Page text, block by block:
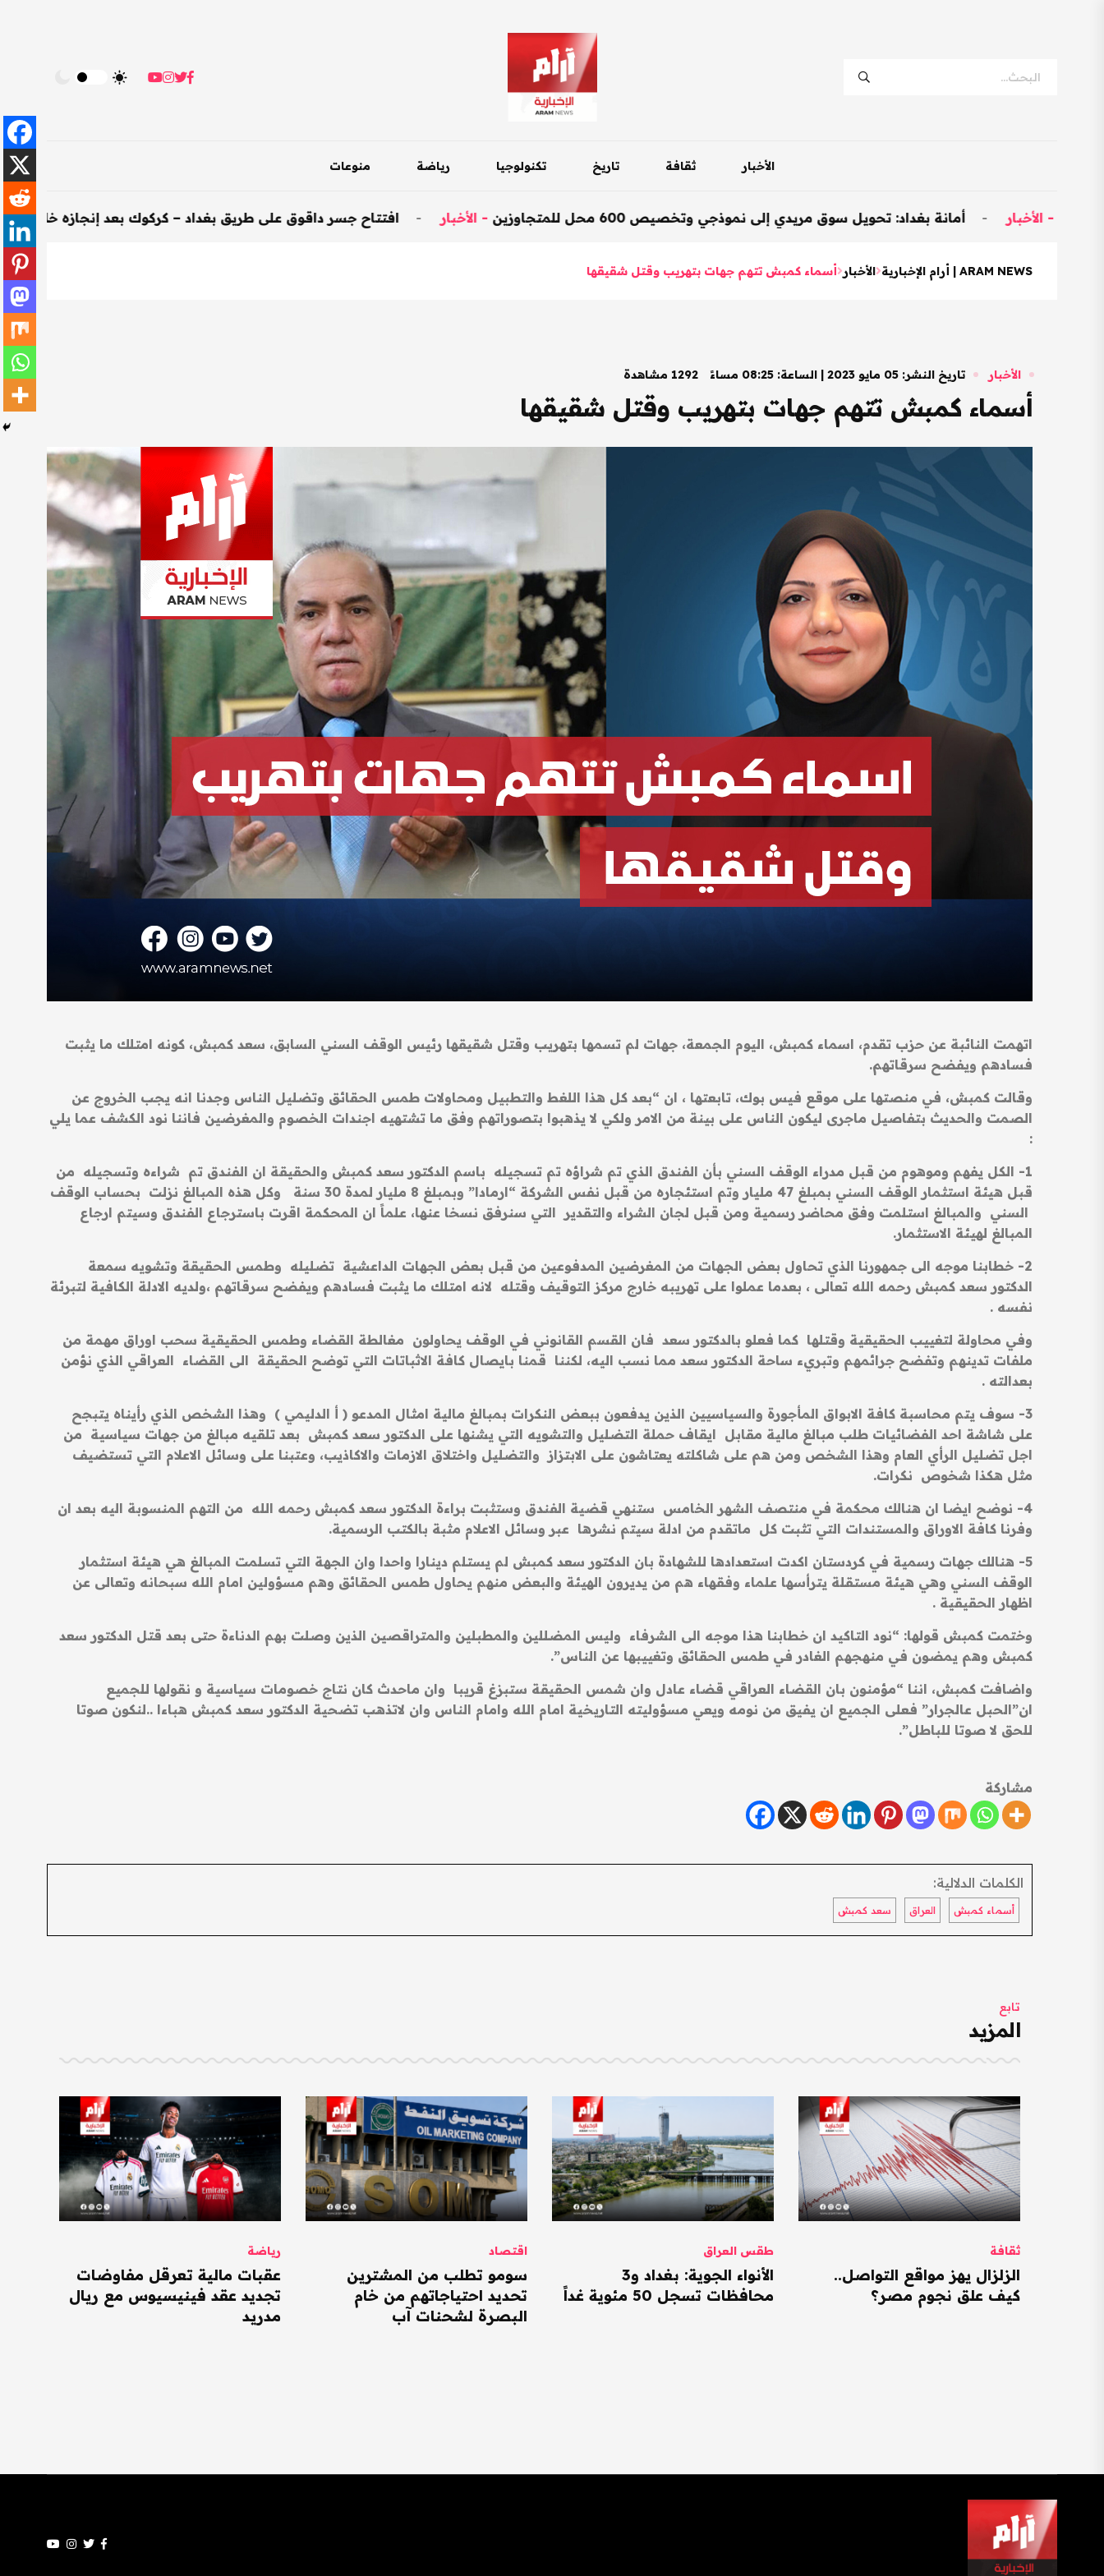
الأخبار ثقافة تاريخ تكنولوجيا رياضة منوعات
افتتاح جسر داقوق على طريق بغداد – كركوك بعد إنجازه خلال 200 يوم - - أمانة بغداد: تحويل سوق مريدي إلى نموذجي وتخصيص 600 محل للمتجاوزين -الأخبار
ARAM NEWS | أرام الإخبارية الأخبار أسماء كمبش تتهم جهات بتهريب وقتل شقيقها
الأخبار تاريخ النشر: 05 مايو 2023 | الساعة: 08:25 مساءً 1292 مشاهدة
أسماء كمبش تتهم جهات بتهريب وقتل شقيقها
اتهمت النائبة عن حزب تقدم، اسماء كمبش، اليوم الجمعة، جهات لم تسمها بتهريب وقتل شقيقها رئيس الوقف السني السابق، سعد كمبش، كونه امتلك ما يثبت
فسادهم ويفضح سرقاتهم.
وقالت كمبش، في منصتها على موقع فيس بوك، تابعتها ، ان “بعد كل هذا اللغط والتطبيل ومحاولات طمس الحقائق وتضليل الناس وجدنا انه يجب الخروج عن
الصمت والحديث بتفاصيل ماجرى ليكون الناس على بينة من الامر ولكي لا يذهبوا بتصوراتهم وفق ما تشتهيه اجندات الخصوم والمغرضين فاننا نود الكشف عما يلي
:
1- الكل يفهم وموهوم من قبل مدراء الوقف السني بأن الفندق الذي تم شراؤه تم تسجيله باسم الدكتور سعد كمبش والحقيقة ان الفندق تم شراءه وتسجيله من
قبل هيئة استثمار الوقف السني بمبلغ 47 مليار وتم استئجاره من قبل نفس الشركة “ارمادا” وبمبلغ 8 مليار لمدة 30 سنة وكل هذه المبالغ نزلت بحساب الوقف
السني والمبالغ استلمت وفق محاضر رسمية ومن قبل لجان الشراء والتقدير التي سنرفق نسخا عنها، علماً ان المحكمة اقرت باسترجاع الفندق وسيتم ارجاع
المبالغ لهيئة الاستثمار.
2- خطابنا موجه الى جمهورنا الذي تحاول بعض الجهات من المغرضين المدفوعين من قبل بعض الجهات الداعشية تضليله وطمس الحقيقة وتشويه سمعة
الدكتور سعد كمبش رحمه الله تعالى ، بعدما عملوا على تهريبه خارج مركز التوقيف وقتله لانه امتلك ما يثبت فسادهم ويفضح سرقاتهم ،ولديه الادلة الكافية لتبرئة
نفسه .
وفي محاولة لتغييب الحقيقية وقتلها كما فعلو بالدكتور سعد فان القسم القانوني في الوقف يحاولون مغالطة القضاء وطمس الحقيقية سحب اوراق مهمة من
ملفات تدينهم وتفضح جرائمهم وتبريء ساحة الدكتور سعد مما نسب اليه، لكننا قمنا بايصال كافة الاثباتات التي توضح الحقيقة الى القضاء العراقي الذي نؤمن
بعدالته .
3- سوف يتم محاسبة كافة الابواق المأجورة والسياسيين الذين يدفعون ببعض النكرات بمبالغ مالية امثال المدعو ( أ الدليمي ) وهذا الشخص الذي رأيناه يتبجح
على شاشة احد الفضائيات طلب مبالغ مالية مقابل ايقاف حملة التضليل والتشويه التي يشنها على الدكتور سعد كمبش بعد تلقيه مبالغ من جهات سياسية من
اجل تضليل الرأي العام وهذا الشخص ومن هم على شاكلته يعتاشون على الابتزاز والتضليل واختلاق الازمات والاكاذيب، وعتبنا على وسائل الاعلام التي تستضيف
مثل هكذا شخوص نكرات.
4- نوضح ايضا ان هنالك محكمة في منتصف الشهر الخامس ستنهي قضية الفندق وستثبت براءة الدكتور سعد كمبش رحمه الله من التهم المنسوبة اليه بعد ان
وفرنا كافة الاوراق والمستندات التي تثبت كل ماتقدم من ادلة سيتم نشرها عبر وسائل الاعلام مثبة بالكتب الرسمية.
5- هنالك جهات رسمية في كردستان اكدت استعدادها للشهادة بان الدكتور سعد كمبش لم يستلم دينارا واحدا وان الجهة التي تسلمت المبالغ هي هيئة استثمار
الوقف السني وهي هيئة مستقلة يترأسها علماء وفقهاء هم من يديرون الهيئة والبعض منهم يحاول طمس الحقائق وهم مسؤولين امام الله سبحانه وتعالى عن
اظهار الحقيقية .
وختمت كمبش قولها: “نود التاكيد ان خطابنا هذا موجه الى الشرفاء وليس المضللين والمطبلين والمتراقصين الذين وصلت بهم الدناءة حتى بعد قتل الدكتور سعد
كمبش وهم يمضون في منهجهم الغادر في طمس الحقائق وتغييبها عن الناس”.
واضافت كمبش، اننا “مؤمنون بان القضاء العراقي قضاء عادل وان شمس الحقيقة ستبزغ قريبا وان ماحدث كان نتاج خصومات سياسية و نقولها للجميع
ان”الحبل عالجرار” فعلى الجميع ان يفيق من نومه ويعي مسؤوليته التاريخية امام الله وامام الناس وان لاتذهب تضحية الدكتور سعد كمبش هباءا ..لنكون صوتا
للحق لا صوتا للباطل”.
مشاركة
الكلمات الدلالية:
أسماء كمبش العراق سعد كمبش
تابع
المزيد
ثقافة
الزلزال يهز مواقع التواصل..
كيف علق نجوم مصر؟
طقس العراق
الأنواء الجوية: بغداد و3
محافظات تسجل 50 مئوية غداً
اقتصاد
سومو تطلب من المشترين
تحديد احتياجاتهم من خام
البصرة لشحنات آب
رياضة
عقبات مالية تعرقل مفاوضات
تجديد عقد فينيسيوس مع ريال
مدريد